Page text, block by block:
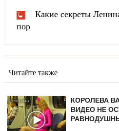
Какие секреты
пор
Читайте также
КОРОЛЕВА
ВИДЕО НЕ